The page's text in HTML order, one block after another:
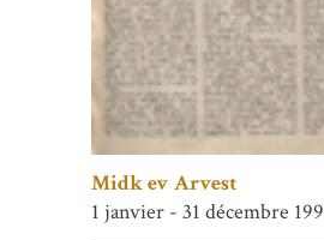
Midk ev Arvest
1 janvier - 31 décembre